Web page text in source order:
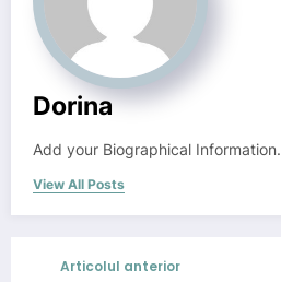
Dorina
Add your Biographical Information.
View All Posts
Articolul anterior